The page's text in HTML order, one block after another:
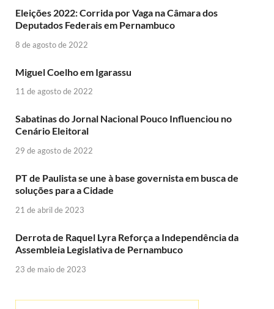
Eleições 2022: Corrida por Vaga na Câmara dos
Deputados Federais em Pernambuco
8 de agosto de 2022
Miguel Coelho em Igarassu
11 de agosto de 2022
Sabatinas do Jornal Nacional Pouco Influenciou no
Cenário Eleitoral
29 de agosto de 2022
PT de Paulista se une à base governista em busca de
soluções para a Cidade
21 de abril de 2023
Derrota de Raquel Lyra Reforça a Independência da
Assembleia Legislativa de Pernambuco
23 de maio de 2023